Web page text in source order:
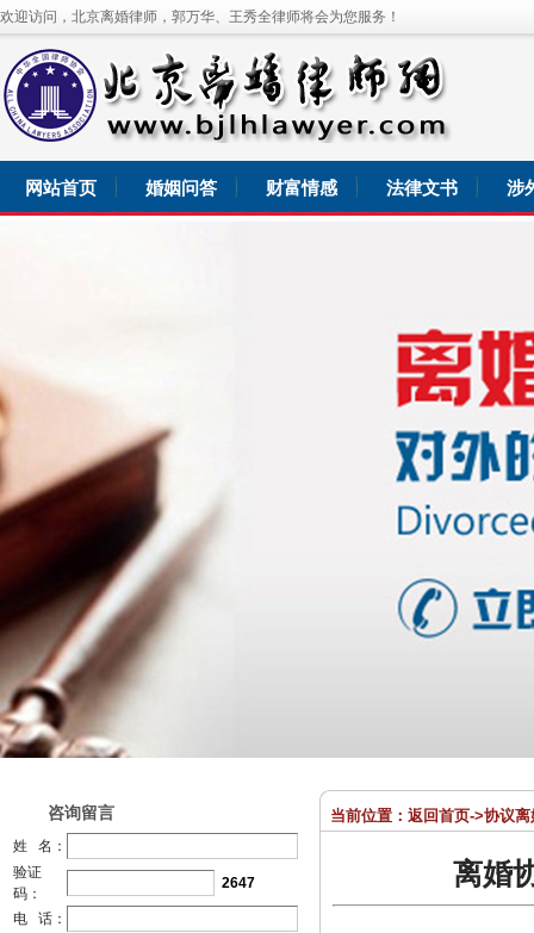
欢迎访问，北京离婚律师，郭万华、王秀全律师将会为您服务！
网站首页 婚姻问答 财富情感 法律文书 涉
咨询留言
姓 名：
验证
码：
2647
电 话：
当前位置： 返回首页->协议离
离婚